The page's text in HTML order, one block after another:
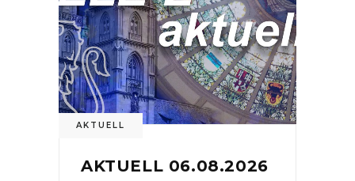
AKTUELL
AKTUELL 06.08.2026